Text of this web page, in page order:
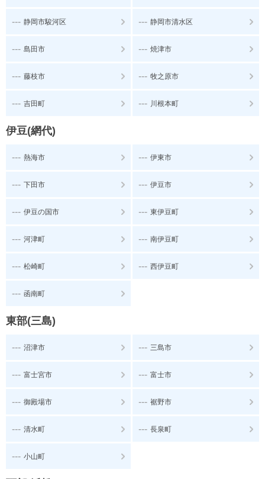
--- 静岡市駿河区 --- 静岡市清水区
--- 島田市 --- 焼津市
--- 藤枝市 --- 牧之原市
--- 吉田町 --- 川根本町
伊豆(網代)
--- 熱海市 --- 伊東市
--- 下田市 --- 伊豆市
--- 伊豆の国市 --- 東伊豆町
--- 河津町 --- 南伊豆町
--- 松崎町 --- 西伊豆町
--- 函南町
東部(三島)
--- 沼津市 --- 三島市
--- 富士宮市 --- 富士市
--- 御殿場市 --- 裾野市
--- 清水町 --- 長泉町
--- 小山町